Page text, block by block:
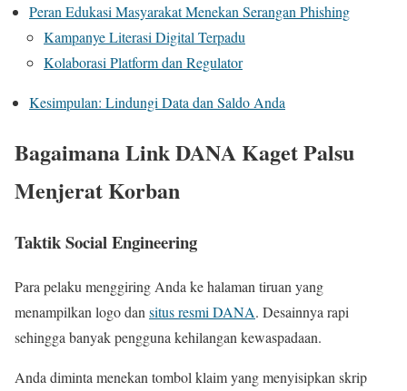
Peran Edukasi Masyarakat Menekan Serangan Phishing
Kampanye Literasi Digital Terpadu
Kolaborasi Platform dan Regulator
Kesimpulan: Lindungi Data dan Saldo Anda
Bagaimana Link DANA Kaget Palsu
Menjerat Korban
Taktik Social Engineering
Para pelaku menggiring Anda ke halaman tiruan yang
menampilkan logo dan situs resmi DANA. Desainnya rapi
sehingga banyak pengguna kehilangan kewaspadaan.
Anda diminta menekan tombol klaim yang menyisipkan skrip